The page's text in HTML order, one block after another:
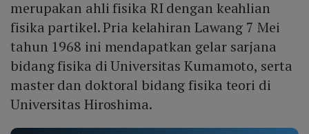
merupakan ahli fisika RI dengan keahlian
fisika partikel. Pria kelahiran Lawang 7 Mei
tahun 1968 ini mendapatkan gelar sarjana
bidang fisika di Universitas Kumamoto, serta
master dan doktoral bidang fisika teori di
Universitas Hiroshima.